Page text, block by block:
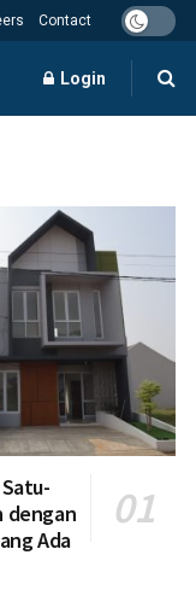
Contact
Login
dengan
Ada